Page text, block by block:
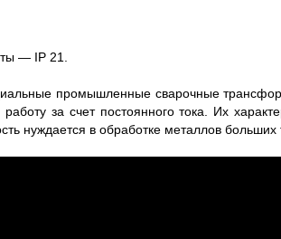
— IP 21.
промышленные сварочные
за счет постоянного тока. Их
нуждается в обработке металлов